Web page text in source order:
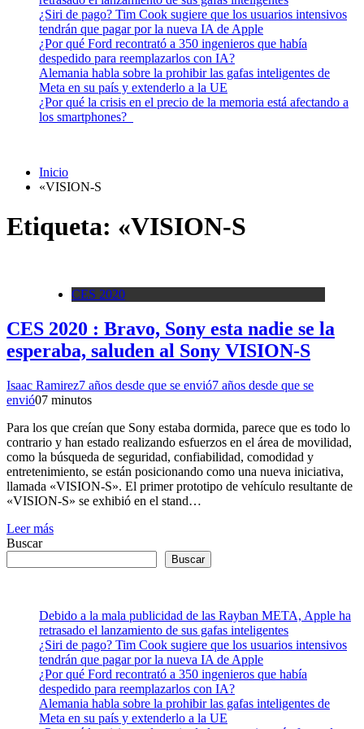
¿Siri de pago? Tim Cook sugiere que los usuarios intensivos
tendrán que pagar por la nueva IA de Apple
¿Por qué Ford recontrató a 350 ingenieros que había
despedido para reemplazarlos con IA?
Alemania habla sobre la prohibir las gafas inteligentes de
Meta en su país y extenderlo a la UE
¿Por qué la crisis en el precio de la memoria está afectando a
los smartphones?
Inicio
«VISION-S
Etiqueta: «VISION-S
CES 2020
CES 2020 : Bravo, Sony esta nadie se la
esperaba, saluden al Sony VISION-S
Isaac Ramirez7 años desde que se envió7 años desde que se
envió07 minutos
Para los que creían que Sony estaba dormida, parece que es todo lo
contrario y han estado realizando esfuerzos en el área de movilidad,
como la búsqueda de seguridad, confiabilidad, comodidad y
entretenimiento, se están posicionando como una nueva iniciativa,
llamada «VISION-S». El primer prototipo de vehículo resultante de
«VISION-S» se exhibió en el stand…
Leer más
Buscar
Buscar
Debido a la mala publicidad de las Rayban META, Apple ha
retrasado el lanzamiento de sus gafas inteligentes
¿Siri de pago? Tim Cook sugiere que los usuarios intensivos
tendrán que pagar por la nueva IA de Apple
¿Por qué Ford recontrató a 350 ingenieros que había
despedido para reemplazarlos con IA?
Alemania habla sobre la prohibir las gafas inteligentes de
Meta en su país y extenderlo a la UE